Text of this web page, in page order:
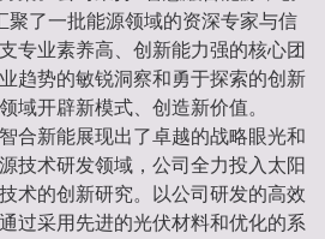
聚了一批能源领域的资深专家与信
专业素养高、创新能力强的核心团
趋势的敏锐洞察和勇于探索的创新
域开辟新模式、创造新价值。
合新能展现出了卓越的战略眼光和
技术研发领域，公司全力投入太阳
术的创新研究。以公司研发的高效
过采用先进的光伏材料和优化的系